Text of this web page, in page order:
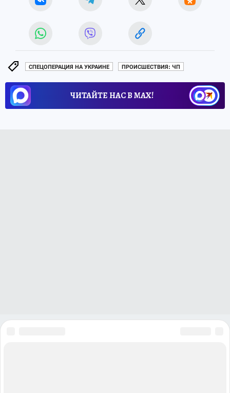
СПЕЦОПЕРАЦИЯ НА УКРАИНЕ ПРОИСШЕСТВИЯ: ЧП
ЧИТАЙТЕ НАС В МАХ!